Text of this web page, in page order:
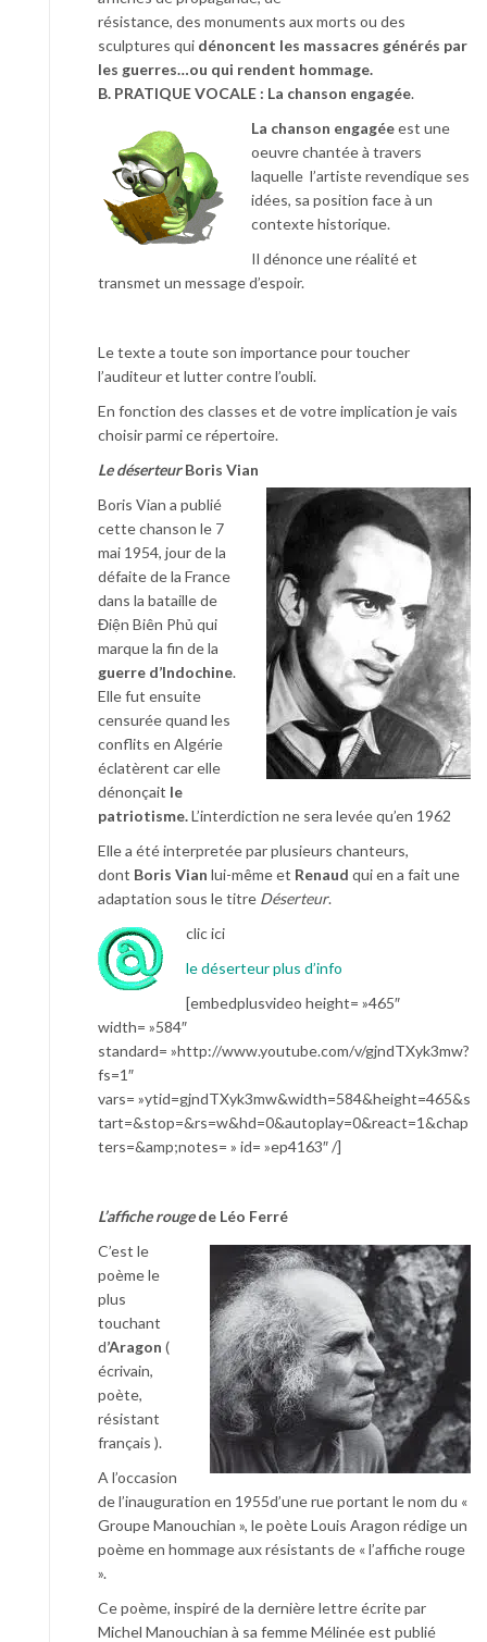
résistance, des monuments aux morts ou des
sculptures qui dénoncent les massacres générés par
les guerres…ou qui rendent hommage.
B. PRATIQUE VOCALE : La chanson engagée.
La chanson engagéeest une
oeuvre chantée à travers
laquelle l’artiste revendique ses
idées, sa position face à un
contexte historique.
Il dénonce une réalité et
transmet un message d’espoir.
Le texte a toute son importance pour toucher
l’auditeur et lutter contre l’oubli.
En fonction des classes et de votre implication je vais
choisir parmi ce répertoire.
Le déserteurBoris Vian
Boris Vian a publié
cette chanson le 7
mai 1954, jour de la
défaite de la France
dans la bataille de
Điện Biên Phủ qui
marque la fin de la
guerre d’Indochine.
Elle fut ensuite
censurée quand les
conflits en Algérie
éclatèrent car elle
dénonçait le
patriotisme.L’interdiction ne sera levée qu’en 1962
Elle a été interpretée par plusieurs chanteurs,
dont Boris Vian lui-même et Renaud qui en a fait une
adaptation sous le titre Déserteur.
clic ici
le déserteur plus d’info
[embedplusvideo height= »465″
width= »584″
standard= »http://www.youtube.com/v/gjndTXyk3mw?
fs=1″
vars= »ytid=gjndTXyk3mw&width=584&height=465&s
tart=&stop=&rs=w&hd=0&autoplay=0&react=1&chap
ters=&amp;notes= » id= »ep4163″ /]
L’affiche rougede Léo Ferré
C’est le
poème le
plus
touchant
d’Aragon (
écrivain,
poète,
résistant
français ).
A l’occasion
de l’inauguration en 1955d’une rue portant le nom du «
Groupe Manouchian », le poète Louis Aragon rédige un
poème en hommage aux résistants de « l’affiche rouge
».
Ce poème, inspiré de la dernière lettre écrite par
Michel Manouchian à sa femme Mélinée est publié